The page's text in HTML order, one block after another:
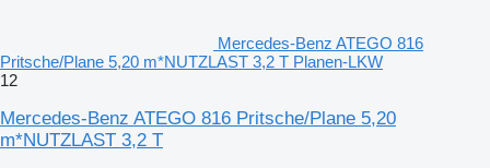
Mercedes-Benz ATEGO 816
Pritsche/Plane 5,20 m*NUTZLAST 3,2 T Planen-LKW
12
Mercedes-Benz ATEGO 816 Pritsche/Plane 5,20
m*NUTZLAST 3,2 T